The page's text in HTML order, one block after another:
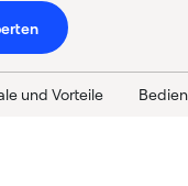
und Vorteile